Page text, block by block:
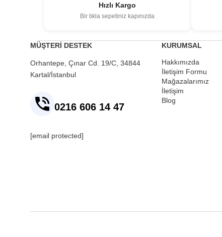
Hızlı Kargo
Bir tıkla sepetiniz kapınızda
MÜŞTERİ DESTEK
Orhantepe, Çınar Cd. 19/C, 34844
Kartal/İstanbul
0216 606 14 47
[email protected]
KURUMSAL
Hakkımızda
İletişim Formu
Mağazalarımız
İletişim
Blog